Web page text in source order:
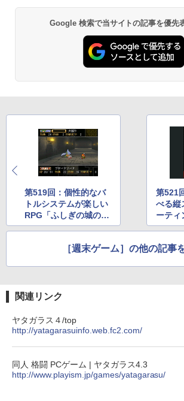
Google 検索で当サイトの記事を優先
第519回：個性的なバ
トルシステムが楽しい
RPG「ふしぎの城のヘ
レン」
第521
べる縦
ーティ
ラクモ
［週末ゲーム］の他の記事
関連リンク
ヤタガラス４/top
http://yatagarasuinfo.web.fc2.com/
同人 格闘 PCゲーム | ヤタガラス4.3
http://www.playism.jp/games/yatagarasu/